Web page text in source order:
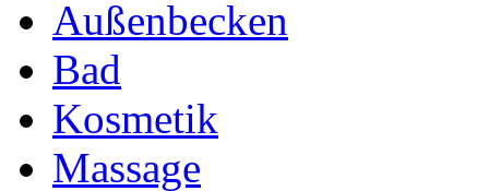
Außenbecken
Bad
Kosmetik
Massage